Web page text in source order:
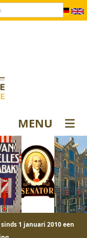
MENU
1 januari 2010 een